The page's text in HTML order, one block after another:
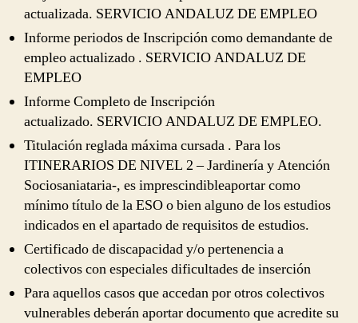
actualizada. SERVICIO ANDALUZ DE EMPLEO
Informe periodos de Inscripción como demandante de
empleo actualizado . SERVICIO ANDALUZ DE
EMPLEO
Informe Completo de Inscripción
actualizado. SERVICIO ANDALUZ DE EMPLEO.
Titulación reglada máxima cursada . Para los
ITINERARIOS DE NIVEL 2 – Jardinería y Atención
Sociosaniataria-, es imprescindibleaportar como
mínimo título de la ESO o bien alguno de los estudios
indicados en el apartado de requisitos de estudios.
Certificado de discapacidad y/o pertenencia a
colectivos con especiales dificultades de inserción
Para aquellos casos que accedan por otros colectivos
vulnerables deberán aportar documento que acredite su